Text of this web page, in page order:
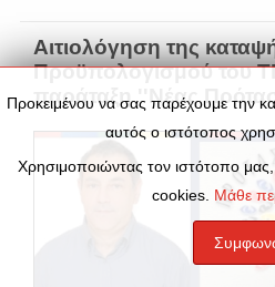
Αιτιολόγηση της
Προϋπολογισμού του
παράταξη ''Νέας
Προκειμένου να σας παρέχουμε την
αυτός ο ιστότοπος
Χρησιμοποιώντας τον ιστότοπο
cookies. Μάθε